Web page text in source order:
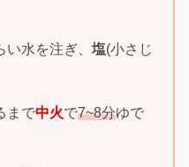
水を注ぎ、 塩(小さじ
まで中火で7~8分ゆで